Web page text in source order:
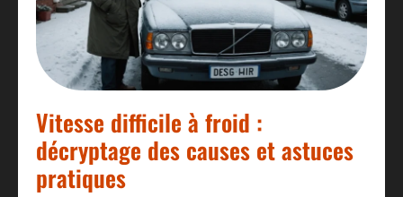
Vitesse difficile à froid :
décryptage des causes et astuces
pratiques